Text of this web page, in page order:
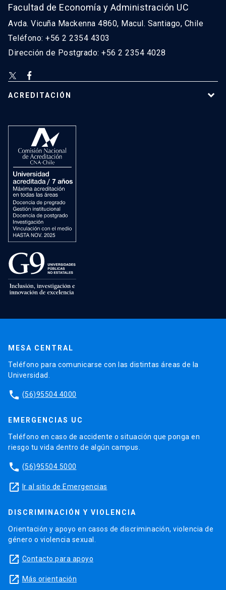
Facultad de Economía y Administración UC
Avda. Vicuña Mackenna 4860, Macul. Santiago, Chile
Teléfono: +56 2 2354 4303
Dirección de Postgrado: +56 2 2354 4028
ACREDITACIÓN
MESA CENTRAL
Teléfono para comunicarse con las distintas áreas de la
Universidad.
phone (56)95504 4000
EMERGENCIAS UC
Teléfono en caso de accidente o situación que ponga en
riesgo tu vida dentro de algún campus.
phone (56)95504 5000
launch Ir al sitio de Emergencias
DISCRIMINACIÓN Y VIOLENCIA
Orientación y apoyo en casos de discriminación, violencia de
género o violencia sexual.
launch Contacto para apoyo
launch Más orientación